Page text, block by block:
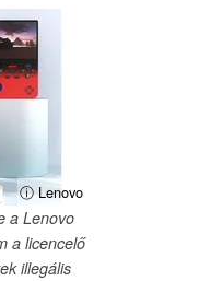
ⓘ Lenovo
a Lenovo
a licencelő
illegális